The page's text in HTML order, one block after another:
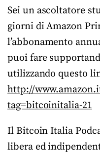
Sei un ascoltatore
giorni di Amazon
l’abbonamento
puoi fare
utilizzando questo
http://
tag=bitcoinitalia-21
Il Bitcoin Italia
libera ed